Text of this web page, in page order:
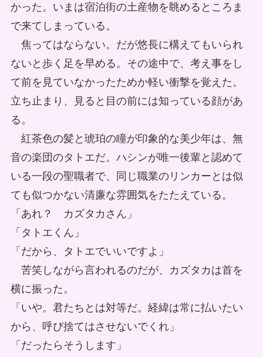
かった。いまは宿泊街の土産物を眺めるところま
で来てしまっている。
焦ってはならない。だが悠長に構えてもいられ
ないと歩く足を早める。その途中で、考え事をし
て前を見ていなかったためか軽い衝撃を覚えた。
立ち止まり、見ると目の前には知っている顔があ
る。
紅茶色の髪と琥珀の瞳が印象的な美少年は、無
音の楽団のタトエだ。ハシンが唯一後輩と認めて
いる一段の聖職者で、同じ職業のリンカーとは似
ても似つかない清廉な雰囲気をたたえている。
「あれ？ カズタカさん」
「タトエくん」
「だから、タトエでいいですよ」
苦笑しながら言われるのだが、カズタカは首を
横に振った。
「いや。君たちとは対等だ。経緯は常に払いたい
から、呼び捨てはさせないでくれ」
「だったらそうします」